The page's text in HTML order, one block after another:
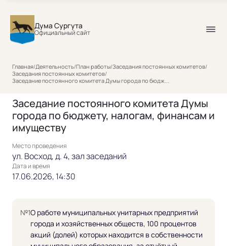
Дума Сургута
Официальный сайт
Главная/Деятельность/План работы/Заседания постоянных комитетов/
Заседания постоянных комитетов/
Заседание постоянного комитета Думы города по бюдж...
Заседание постоянного комитета Думы
города по бюджету, налогам, финансам и
имуществу
Место проведения
ул. Восход, д. 4, зал заседаний
Дата и время
17.06.2026, 14:30
№1О работе муниципальных унитарных предприятий
города и хозяйственных обществ, 100 процентов
акций (долей) которых находится в собственности